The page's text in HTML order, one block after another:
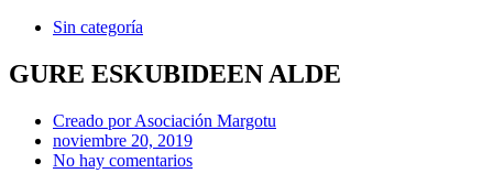
Sin categoría
GURE ESKUBIDEEN ALDE
Creado porAsociación Margotu
noviembre 20, 2019
No hay comentarios